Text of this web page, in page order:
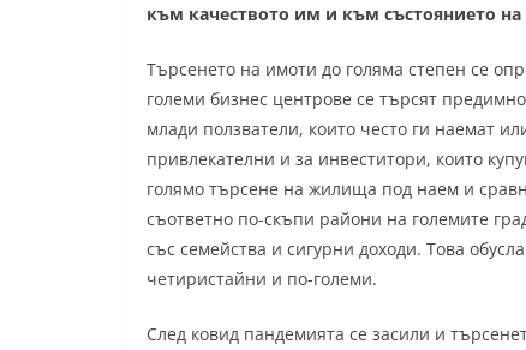
към качеството им и към състоянието
Търсенето на имоти до голяма степен се
големи бизнес центрове се търсят
млади ползватели, които често ги наемат
привлекателни и за инвеститори, които
голямо търсене на жилища под наем и
съответно по-скъпи райони на големите
със семейства и сигурни доходи. Това
четиристайни и по-големи.
След ковид пандемията се засили и